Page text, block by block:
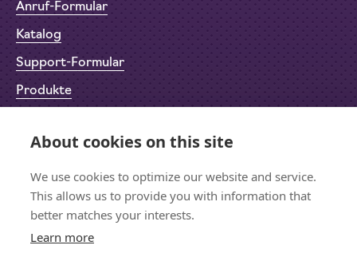
Anruf-Formular
Katalog
Support-Formular
Produkte
Datenschutz
Impressum
Bleiben wir in Kontakt
About cookies on this site
We use cookies to optimize our website and service.
This allows us to provide you with information that
better matches your interests.
Learn more